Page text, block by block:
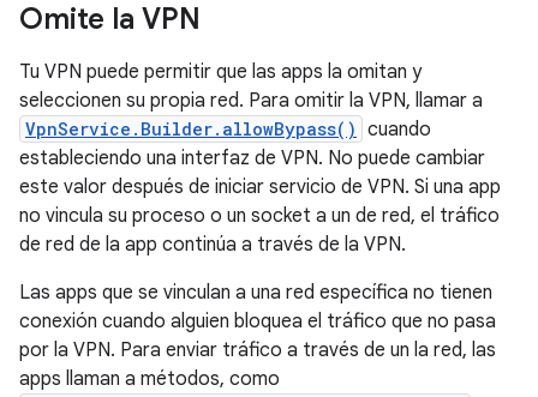
Omite la VPN
Tu VPN puede permitir que las apps la omitan y
seleccionen su propia red. Para omitir la VPN, llamar a
VpnService.Builder.allowBypass() cuando
estableciendo una interfaz de VPN. No puede cambiar
este valor después de iniciar servicio de VPN. Si una app
no vincula su proceso o un socket a un de red, el tráfico
de red de la app continúa a través de la VPN.
Las apps que se vinculan a una red específica no tienen
conexión cuando alguien bloquea el tráfico que no pasa
por la VPN. Para enviar tráfico a través de un la red, las
apps llaman a métodos, como